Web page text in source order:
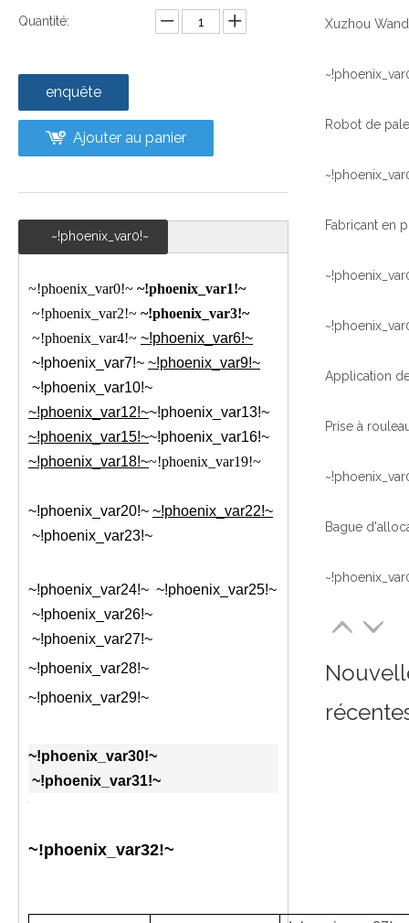
Quantité:
enquête
Ajouter au panier
~!phoenix_var0!~
~!phoenix_var0!~ ~!phoenix_var1!~
~!phoenix_var2!~ ~!phoenix_var3!~
~!phoenix_var4!~ ~!phoenix_var6!~
~!phoenix_var7!~ ~!phoenix_var9!~
~!phoenix_var10!~
~!phoenix_var12!~~!phoenix_var13!~
~!phoenix_var15!~~!phoenix_var16!~
~!phoenix_var18!~~!phoenix_var19!~
~!phoenix_var20!~ ~!phoenix_var22!~
~!phoenix_var23!~
~!phoenix_var24!~ ~!phoenix_var25!~
~!phoenix_var26!~
~!phoenix_var27!~
~!phoenix_var28!~
~!phoenix_var29!~
~!phoenix_var30!~
~!phoenix_var31!~
~!phoenix_var32!~